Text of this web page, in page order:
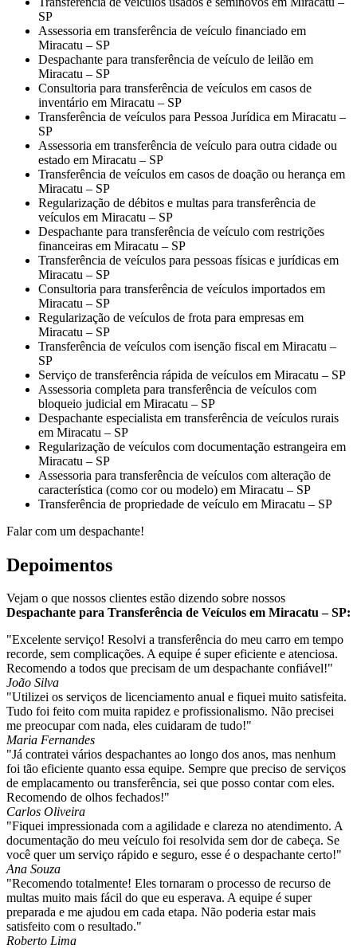
SP
Assessoria em transferência de veículo financiado em
Miracatu – SP
Despachante para transferência de veículo de leilão em
Miracatu – SP
Consultoria para transferência de veículos em casos de
inventário em Miracatu – SP
Transferência de veículos para Pessoa Jurídica em Miracatu –
SP
Assessoria em transferência de veículo para outra cidade ou
estado em Miracatu – SP
Transferência de veículos em casos de doação ou herança em
Miracatu – SP
Regularização de débitos e multas para transferência de
veículos em Miracatu – SP
Despachante para transferência de veículo com restrições
financeiras em Miracatu – SP
Transferência de veículos para pessoas físicas e jurídicas em
Miracatu – SP
Consultoria para transferência de veículos importados em
Miracatu – SP
Regularização de veículos de frota para empresas em
Miracatu – SP
Transferência de veículos com isenção fiscal em Miracatu –
SP
Serviço de transferência rápida de veículos em Miracatu – SP
Assessoria completa para transferência de veículos com
bloqueio judicial em Miracatu – SP
Despachante especialista em transferência de veículos rurais
em Miracatu – SP
Regularização de veículos com documentação estrangeira em
Miracatu – SP
Assessoria para transferência de veículos com alteração de
característica (como cor ou modelo) em Miracatu – SP
Transferência de propriedade de veículo em Miracatu – SP
Falar com um despachante!
Depoimentos
Vejam o que nossos clientes estão dizendo sobre nossos
Despachante para Transferência de Veículos em Miracatu – SP:
"Excelente serviço! Resolvi a transferência do meu carro em tempo
recorde, sem complicações. A equipe é super eficiente e atenciosa.
Recomendo a todos que precisam de um despachante confiável!"
João Silva
"Utilizei os serviços de licenciamento anual e fiquei muito satisfeita.
Tudo foi feito com muita rapidez e profissionalismo. Não precisei
me preocupar com nada, eles cuidaram de tudo!"
Maria Fernandes
"Já contratei vários despachantes ao longo dos anos, mas nenhum
foi tão eficiente quanto essa equipe. Sempre que preciso de serviços
de emplacamento ou transferência, sei que posso contar com eles.
Recomendo de olhos fechados!"
Carlos Oliveira
"Fiquei impressionada com a agilidade e clareza no atendimento. A
documentação do meu veículo foi resolvida sem dor de cabeça. Se
você quer um serviço rápido e seguro, esse é o despachante certo!"
Ana Souza
"Recomendo totalmente! Eles tornaram o processo de recurso de
multas muito mais fácil do que eu esperava. A equipe é super
preparada e me ajudou em cada etapa. Não poderia estar mais
satisfeito com o resultado."
Roberto Lima